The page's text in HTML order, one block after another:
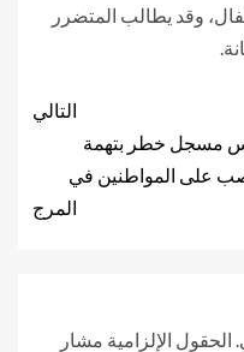
وقد يطالب المتضرر
التالي
مسجل خطر بتهمة
على المواطنين في
المرج
الحقول الإلزامية مشار